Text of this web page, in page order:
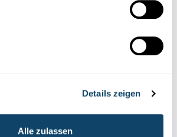
Details zeigen
Alle zulassen